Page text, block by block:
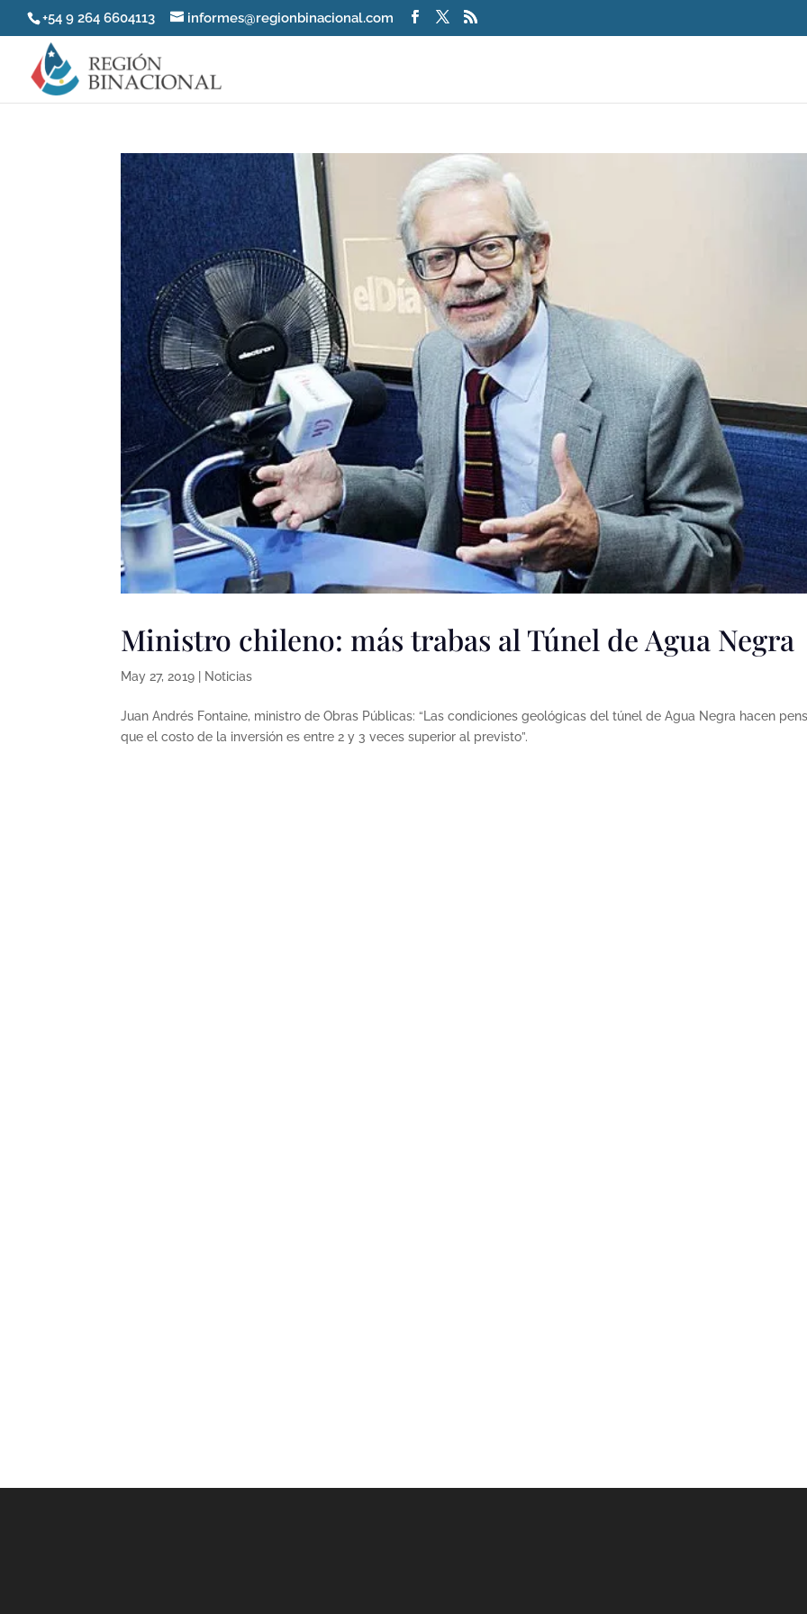
+54 9 264 6604113 informes@regionbinacional.com
Ministro chileno: más trabas al Túnel de Agua Negra
May 27, 2019 Noticias
Juan Andrés Fontaine, ministro de Obras Públicas: “Las condiciones geológicas del túnel de Agua Negra hacen
que el costo de la inversión es entre 2 y 3 veces superior al previsto”.